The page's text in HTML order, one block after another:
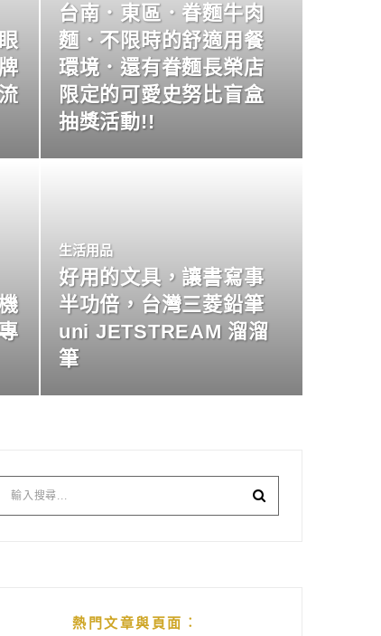
台南．東區．眷麵牛肉
麵．不限時的舒適用餐
環境．還有眷麵長榮店
限定的可愛史努比盲盒
抽獎活動!!
生活用品
好用的文具，讓書寫事
半功倍，台灣三菱鉛筆
uni JETSTREAM 溜溜
筆
熱門文章與頁面︰